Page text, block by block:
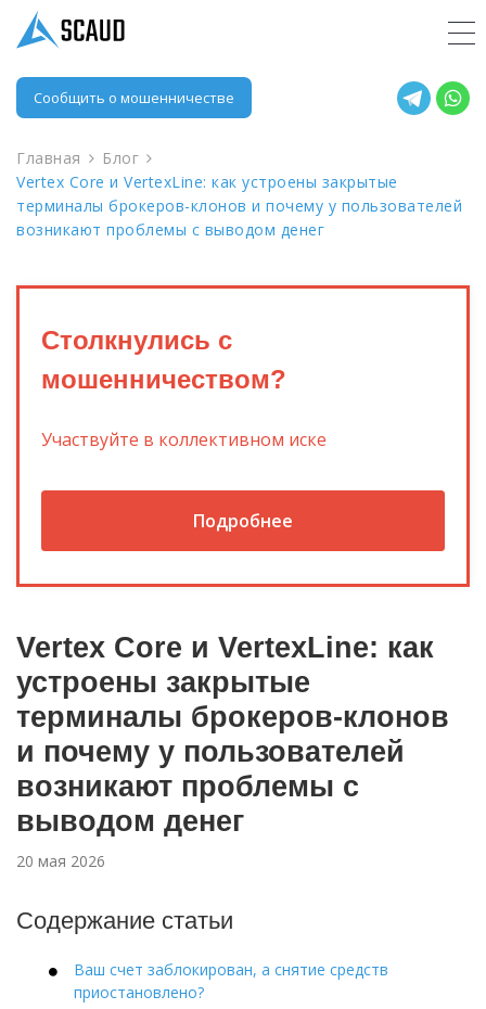
Сообщить о мошенничестве
Главная
Блог
Vertex Core и VertexLine: как устроены закрытые
терминалы брокеров-клонов и почему у пользователей
возникают проблемы с выводом денег
Столкнулись с
мошенничеством?
Участвуйте в коллективном иске
Подробнее
Vertex Core и VertexLine: как
устроены закрытые
терминалы брокеров-клонов
и почему у пользователей
возникают проблемы с
выводом денег
20 мая 2026
Содержание статьи
Ваш счет заблокирован, а снятие средств
приостановлено?